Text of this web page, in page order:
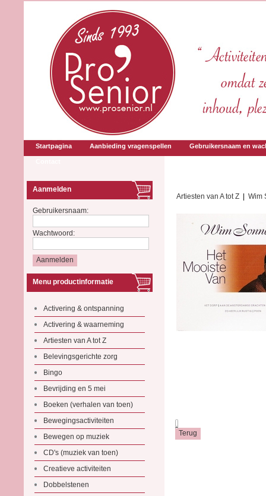
Startpagina Aanbieding vragenspellen Gebruikersnaam en
Aanmelden
Gebruikersnaam:
Wachtwoord:
Menu productinformatie
Activering & ontspanning
Activering & waarneming
Artiesten van A tot Z
Belevingsgerichte zorg
Bingo
Bevrijding en 5 mei
Boeken (verhalen van toen)
Bewegingsactiviteiten
Bewegen op muziek
CD's (muziek van toen)
Creatieve activiteiten
Dobbelstenen
Artiesten van A tot Z Wim
.